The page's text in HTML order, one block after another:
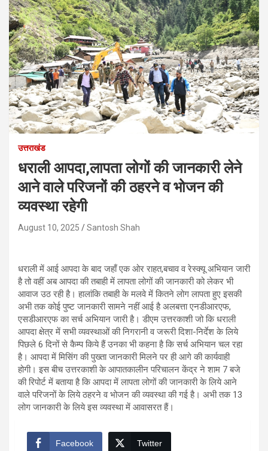
उत्तराखंड
धराली आपदा,लापता लोगों की जानकारी लेने
आने वाले परिजनों की ठहरने व भोजन की
व्यवस्था रहेगी
August 10, 2025 Santosh Shah
धराली में आई आपदा के बाद जहाँ एक ओर राहत,बचाव व रेस्क्यू अभियान जारी
है तो वहीं अब आपदा की तबाही में लापता लोगों की जानकारी को लेकर भी
आवाज उठ रही है। हालांकि तबाही के मलवे में कितने लोग लापता हुए इसकी
अभी तक कोई पुष्ट जानकारी सामने नहीं आई है अलबत्ता एनडीआरएफ,
एसडीआरएफ का सर्च अभियान जारी है। डीएम उत्तरकाशी जो कि धराली
आपदा क्षेत्र में सभी व्यवस्थाओं की निगरानी व जरूरी दिशा-निर्देश के लिये
पिछले 6 दिनों से कैम्प किये हैं उनका भी कहना है कि सर्च अभियान चल रहा
है। आपदा में मिसिंग की पुख्ता जानकारी मिलने पर ही आगे की कार्यवाही
होगी। इस बीच उत्तरकाशी के आपातकालीन परिचालन केंद्र ने शाम 7 बजे
की रिपोर्ट में बताया है कि आपदा में लापता लोगों की जानकारी के लिये आने
वाले परिजनों के लिये ठहरने व भोजन की व्यवस्था की गई है। अभी तक 13
लोग जानकारी के लिये इस व्यवस्था में आवासरत हैं।
Facebook Twitter